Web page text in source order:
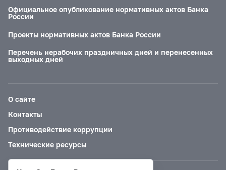
Официальное опубликование нормативных актов Банка
России
Проекты нормативных актов Банка России
Перечень нерабочих праздничных дней и перенесенных
выходных дней
О сайте
Контакты
Противодействие коррупции
Технические ресурсы